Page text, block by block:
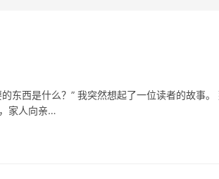
东西是什么？” 我突然想起了一位读者的故事
家人向亲…